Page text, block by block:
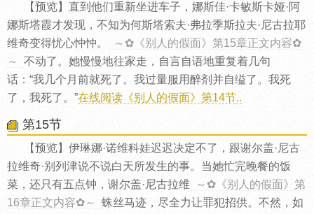
【预览】直到他们重新坐进车子，娜斯佳·卡敏斯卡娅·阿
娜斯塔霞才发现，不知为何斯塔索夫·弗拉季斯拉夫·尼古拉耶
维奇变得忧心忡忡。
～✿《别人的假面》第15章正文内容✿
～
不动了。她慢慢地往家走，自言自语地重复着几句
话：“我几个月前就死了。我过量服用醉剂并自缢了。我死
了，我死了。”在线阅读《别人的假面》第14节..
第15节
【预览】伊琳娜·诺维科娃迟迟决定不了，跟谢尔盖·尼古
拉维奇·别列津说不说白天所发生的事。当她忙完晚餐的饭
菜，还只有五点钟，谢尔盖·尼古拉维
～✿《别人的假面》第
16章正文内容✿～
蛛丝马迹，尽全力让罪犯招供。不然，如